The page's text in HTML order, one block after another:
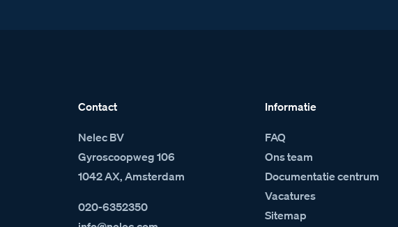
Contact
Nelec BV
Gyroscoopweg 106
1042 AX, Amsterdam
020-6352350
Informatie
FAQ
Ons team
Documentatie centrum
Vacatures
Sitemap